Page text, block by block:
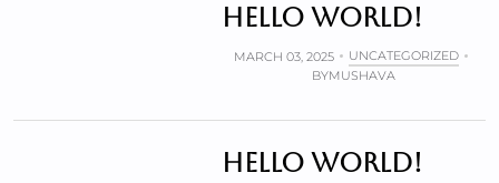
Hello world!
MARCH 03, 2025
UNCATEGORIZED
BYMUSHAVA
Hello world!